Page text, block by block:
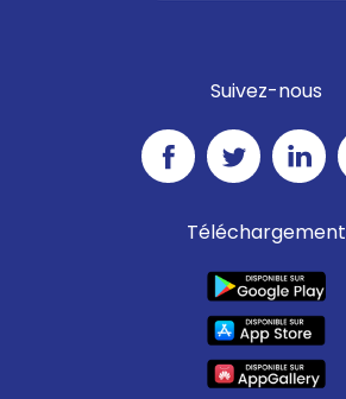
Suivez-nous
Téléchargement